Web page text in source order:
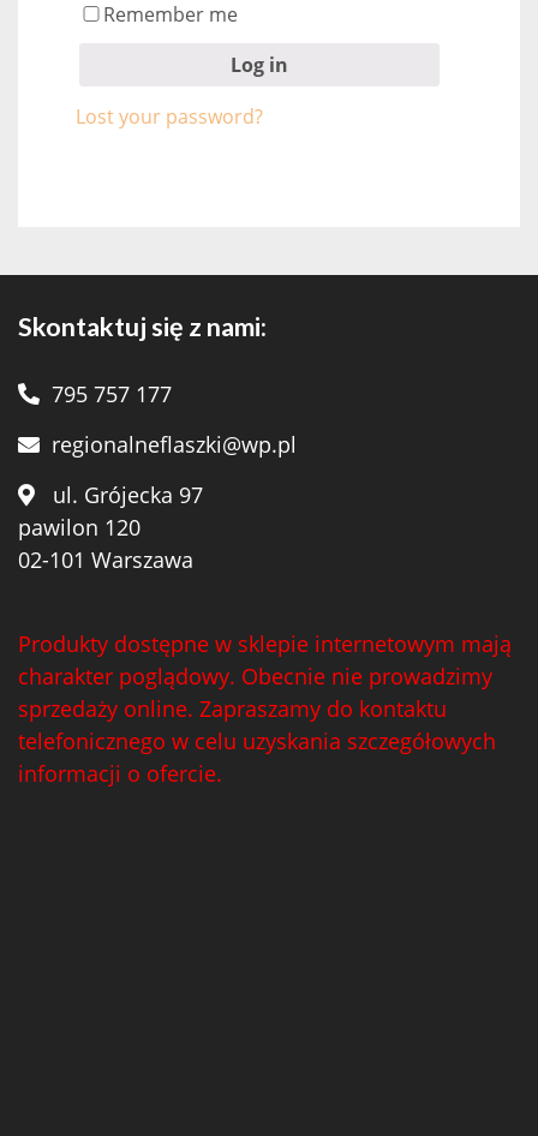
Remember me
Log in
Lost your password?
Skontaktuj się z nami:
795 757 177
regionalneflaszki@wp.pl
ul. Grójecka 97
pawilon 120
02-101 Warszawa
Produkty dostępne w sklepie internetowym mają
charakter poglądowy. Obecnie nie prowadzimy
sprzedaży online. Zapraszamy do kontaktu
telefonicznego w celu uzyskania szczegółowych
informacji o ofercie.